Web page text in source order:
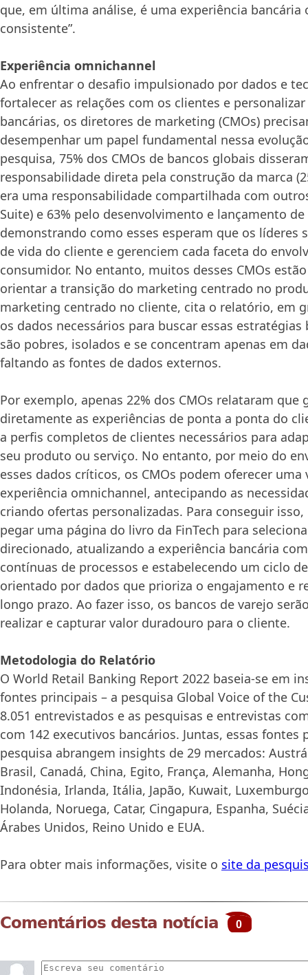
que, em última análise, é uma experiência bancária
consistente”.
Experiência omnichannel
Ao enfrentar o desafio impulsionado por dados e
fortalecer as relações com os clientes e
bancárias, os diretores de marketing (CMOs)
desempenhar um papel fundamental nessa
pesquisa, 75% dos CMOs de bancos globais
responsabilidade direta pela construção da marca
era uma responsabilidade compartilhada com
Suite) e 63% pelo desenvolvimento e lançamento
demonstrando como esses esperam que os líderes
de vida do cliente e gerenciem cada faceta do
consumidor. No entanto, muitos desses CMOs
orientar a transição do marketing centrado no
marketing centrado no cliente, cita o relatório, em
os dados necessários para buscar essas
são pobres, isolados e se concentram apenas em
faltando as fontes de dados externos.
Por exemplo, apenas 22% dos CMOs relataram que
diretamente as experiências de ponta a ponta do
a perfis completos de clientes necessários para
seu produto ou serviço. No entanto, por meio do
esses dados críticos, os CMOs podem oferecer uma
experiência omnichannel, antecipando as
criando ofertas personalizadas. Para conseguir isso,
pegar uma página do livro da FinTech para
direcionado, atualizando a experiência bancária
contínuas de processos e estabelecendo um ciclo
orientado por dados que prioriza o engajamento e
longo prazo. Ao fazer isso, os bancos de varejo
realizar e capturar valor duradouro para o cliente.
Metodologia do Relatório
O World Retail Banking Report 2022 baseia-se em
fontes principais – a pesquisa Global Voice of the
8.051 entrevistados e as pesquisas e entrevistas
com 142 executivos bancários. Juntas, essas fontes
pesquisa abrangem insights de 29 mercados:
Brasil, Canadá, China, Egito, França, Alemanha,
Indonésia, Irlanda, Itália, Japão, Kuwait,
Holanda, Noruega, Catar, Cingapura, Espanha,
Árabes Unidos, Reino Unido e EUA.
Para obter mais informações, visite o site da
Comentários desta notícia 0